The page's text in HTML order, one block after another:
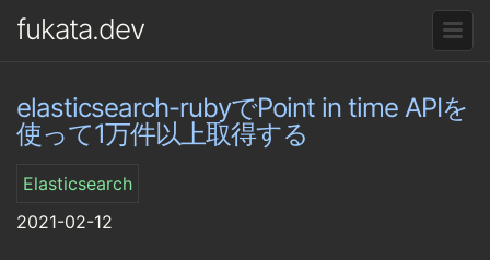
fukata.dev
elasticsearch-rubyでPoint in time APIを
使って1万件以上取得する
Elasticsearch
2021-02-12